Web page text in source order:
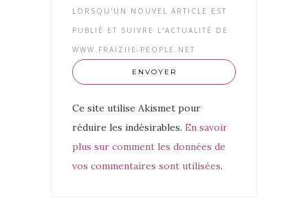
LORSQU'UN NOUVEL ARTICLE EST
PUBLIÉ ET SUIVRE L'ACTUALITÉ DE
WWW.FRAIZIIE-PEOPLE.NET
Ce site utilise Akismet pour
réduire les indésirables. En savoir
plus sur comment les données de
vos commentaires sont utilisées.